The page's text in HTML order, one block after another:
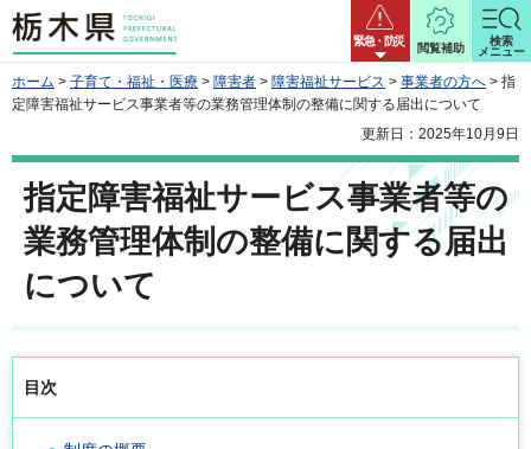
栃木県 緊急・防災
閲覧補助
検索
メニュー
ホーム > 子育て・福祉・医療 > 障害者 > 障害福祉サービス > 事業者の方へ > 指
定障害福祉サービス事業者等の業務管理体制の整備に関する届出について
更新日：2025年10月9日
指定障害福祉サービス事業者等の
業務管理体制の整備に関する届出
について
目次